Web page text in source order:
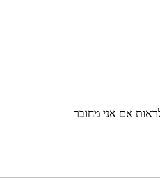
אם אני מחובר